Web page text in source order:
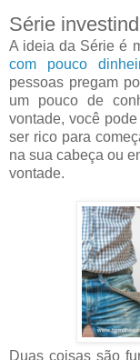
Série
A ideia da Série é
com pouco
pessoas pregam
um pouco de
vontade, você
ser rico para
na sua cabeça ou
vontade.
Duas coisas são